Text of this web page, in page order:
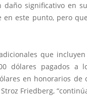
significativo en
en este punto, pero
que
dólares pagados a
en honorarios de
Friedberg,